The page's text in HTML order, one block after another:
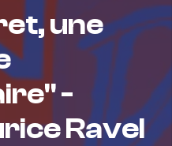
une
-
Ravel